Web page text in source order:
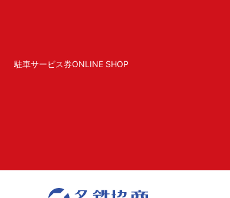
駐車サービス券ONLINE SHOP